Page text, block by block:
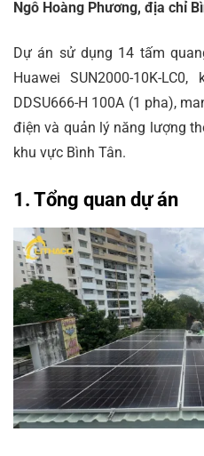
Ngô Hoàng Phương, địa chỉ
Dự án sử dụng 14 tấm
Huawei SUN2000-10K-
DDSU666-H 100A (1 pha),
điện và quản lý năng lượng
khu vực Bình Tân.
1. Tổng quan dự án